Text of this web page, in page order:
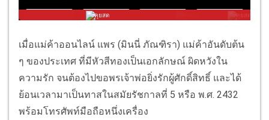
เมื่อแม่ค้าออนไลน์ แพร (มินนี่ ภัณฑิรา) แม่ค้าอันดับต้น
ๆ ของประเทศ ที่มีหัวสีทองเป็นเอกลักษณ์ ผิดหวังใน
ความรัก จนต้องไปขอพรเจ้าพ่อยิ่งรักผู้ศักดิ์สิทธิ์ และได้
ย้อนเวลามาเป็นทาสในสมัยรัชกาลที่ 5 หรือ พ.ศ. 2432
พร้อมโทรศัพท์มือถือหนึ่งเครื่อง